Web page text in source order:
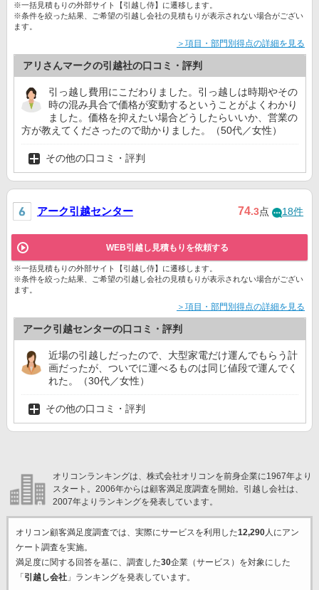
※一括見積もりの外部サイト【引越し侍】に遷移します。
※条件を絞った結果、ご希望の引越し会社の見積もりが表示されない場合がござい
ます。
＞項目・部門別得点の詳細を見る
アリさんマークの引越社の口コミ・評判
引っ越し費用にこだわりました。引っ越しは時期やその
時の混み具合で価格が変動するということがよくわかり
ました。価格を抑えたい場合どうしたらいいか、営業の
方が教えてくださったので助かりました。（50代／女性）
その他の口コミ・評判
アーク引越センター 74.3点 18件
WEB引越し見積もりを依頼する
※一括見積もりの外部サイト【引越し侍】に遷移します。
※条件を絞った結果、ご希望の引越し会社の見積もりが表示されない場合がござい
ます。
＞項目・部門別得点の詳細を見る
アーク引越センターの口コミ・評判
近場の引越しだったので、大型家電だけ運んでもらう計
画だったが、ついでに運べるものは同じ値段で運んでく
れた。（30代／女性）
その他の口コミ・評判
オリコンランキングは、株式会社オリコンを前身企業に1967年より
スタート。2006年からは顧客満足度調査を開始。引越し会社は、
2007年よりランキングを発表しています。
オリコン顧客満足度調査では、実際にサービスを利用した12,290人にアン
ケート調査を実施。
満足度に関する回答を基に、調査した30企業（サービス）を対象にした
「 引越し会社」ランキングを発表しています。